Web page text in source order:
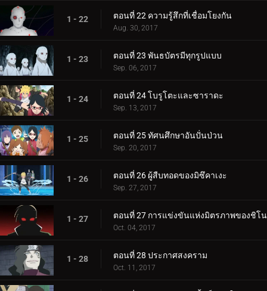
1 - 22 ตอนที่ 22 ความรู้สึกที่เชื่อมโยงกัน
Aug. 30, 2017
1 - 23 ตอนที่ 23 พันธบัตรมีทุกรูปแบบ
Sep. 06, 2017
1 - 24 ตอนที่ 24 โบรูโตะและซาราดะ
Sep. 13, 2017
1 - 25 ตอนที่ 25 ทัศนศึกษาอันปั่นป่วน
Sep. 20, 2017
1 - 26 ตอนที่ 26 ผู้สืบทอดของมิซึคาเงะ
Sep. 27, 2017
1 - 27 ตอนที่ 27 การแข่งขันแห่งมิตรภาพของชิโ
Oct. 04, 2017
1 - 28 ตอนที่ 28 ประกาศสงคราม
Oct. 11, 2017